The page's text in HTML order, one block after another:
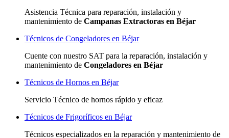
Asistencia Técnica para reparación, instalación y
mantenimiento de Campanas Extractoras en Béjar
Técnicos de Congeladores en Béjar
Cuente con nuestro SAT para la reparación, instalación y
mantenimiento de Congeladores en Béjar
Técnicos de Hornos en Béjar
Servicio Técnico de hornos rápido y eficaz
Técnicos de Frigoríficos en Béjar
Técnicos especializados en la reparación y mantenimiento de